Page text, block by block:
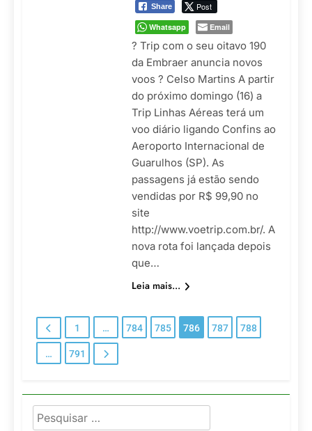
Share Post
Whatsapp Email
? Trip com o seu oitavo 190
da Embraer anuncia novos
voos ? Celso Martins A partir
do próximo domingo (16) a
Trip Linhas Aéreas terá um
voo diário ligando Confins ao
Aeroporto Internacional de
Guarulhos (SP). As
passagens já estão sendo
vendidas por R$ 99,90 no
site
http://www.voetrip.com.br/. A
nova rota foi lançada depois
que…
Leia mais...
1 … 784 785 786 787 788
… 791
Pesquisar